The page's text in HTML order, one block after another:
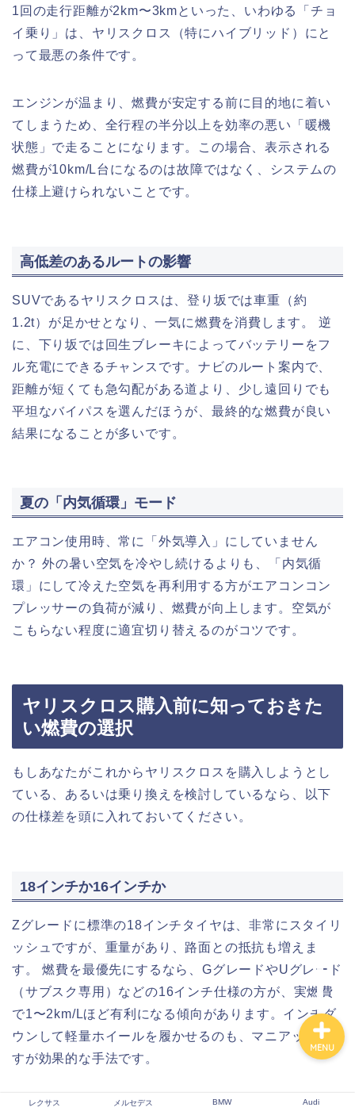
1回の走行距離が2km〜3kmといった、いわゆる「チョ
イ乗り」は、ヤリスクロス（特にハイブリッド）にと
って最悪の条件です。
エンジンが温まり、燃費が安定する前に目的地に着い
てしまうため、全行程の半分以上を効率の悪い「暖機
状態」で走ることになります。この場合、表示される
燃費が10km/L台になるのは故障ではなく、システムの
仕様上避けられないことです。
高低差のあるルートの影響
SUVであるヤリスクロスは、登り坂では車重（約
1.2t）が足かせとなり、一気に燃費を消費します。 逆
に、下り坂では回生ブレーキによってバッテリーをフ
ル充電にできるチャンスです。ナビのルート案内で、
距離が短くても急勾配がある道より、少し遠回りでも
平坦なバイパスを選んだほうが、最終的な燃費が良い
結果になることが多いです。
夏の「内気循環」モード
エアコン使用時、常に「外気導入」にしていません
か？ 外の暑い空気を冷やし続けるよりも、「内気循
環」にして冷えた空気を再利用する方がエアコンコン
プレッサーの負荷が減り、燃費が向上します。空気が
こもらない程度に適宜切り替えるのがコツです。
ヤリスクロス購入前に知っておきた
い燃費の選択
もしあなたがこれからヤリスクロスを購入しようとし
ている、あるいは乗り換えを検討しているなら、以下
の仕様差を頭に入れておいてください。
18インチか16インチか
Zグレードに標準の18インチタイヤは、非常にスタイリ
ッシュですが、重量があり、路面との抵抗も増えま
す。 燃費を最優先にするなら、GグレードやUグレード
（サブスク専用）などの16インチ仕様の方が、実燃費
で1〜2km/Lほど有利になる傾向があります。インチダ
ウンして軽量ホイールを履かせるのも、マニアックで
すが効果的な手法です。
レクサス メルセデス BMW Audi
MENU
レクサス
Audi